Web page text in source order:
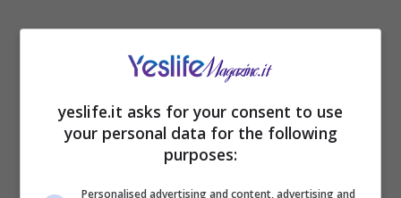
yeslife.it asks for your consent to use
your personal data for the following
purposes:
Personalised advertising and content, advertising and